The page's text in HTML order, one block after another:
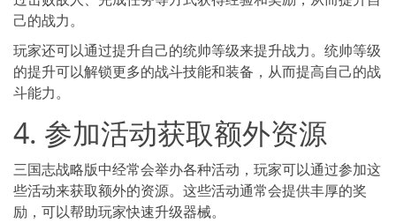
己的战力。
玩家还可以通过提升自己的统帅等级来提升战力。统帅等级
的提升可以解锁更多的战斗技能和装备，从而提高自己的战
斗能力。
4. 参加活动获取额外资源
三国志战略版中经常会举办各种活动，玩家可以通过参加这
些活动来获取额外的资源。这些活动通常会提供丰厚的奖
励，可以帮助玩家快速升级器械。